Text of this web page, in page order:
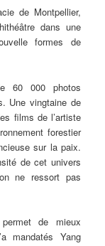
de Montpellier,
dans une
formes de
60 000 photos
Une vingtaine de
films de l’artiste
forestier
sur la paix.
de cet univers
ne ressort pas
de mieux
mandatés Yang